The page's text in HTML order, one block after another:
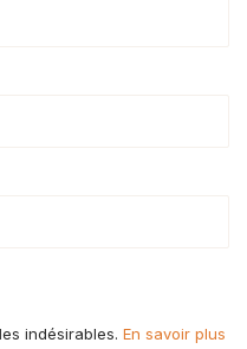
indésirables. En savoir plus